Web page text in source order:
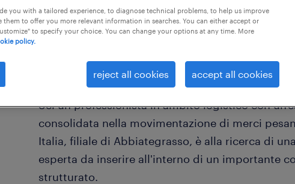
Sei un professionista in ambito logistico con
consolidata nella movimentazione di merci
Italia, filiale di Abbiategrasso, è alla ricerca di
esperta da inserire all'interno di un importante
strutturato.
you with a tailored experience, to diagnose technical problems, to help us improve
them to offer you more relevant information in searches. You can either accept or
to specify your choice. You can change your options at any time. More
policy.
reject all cookies accept all cookies